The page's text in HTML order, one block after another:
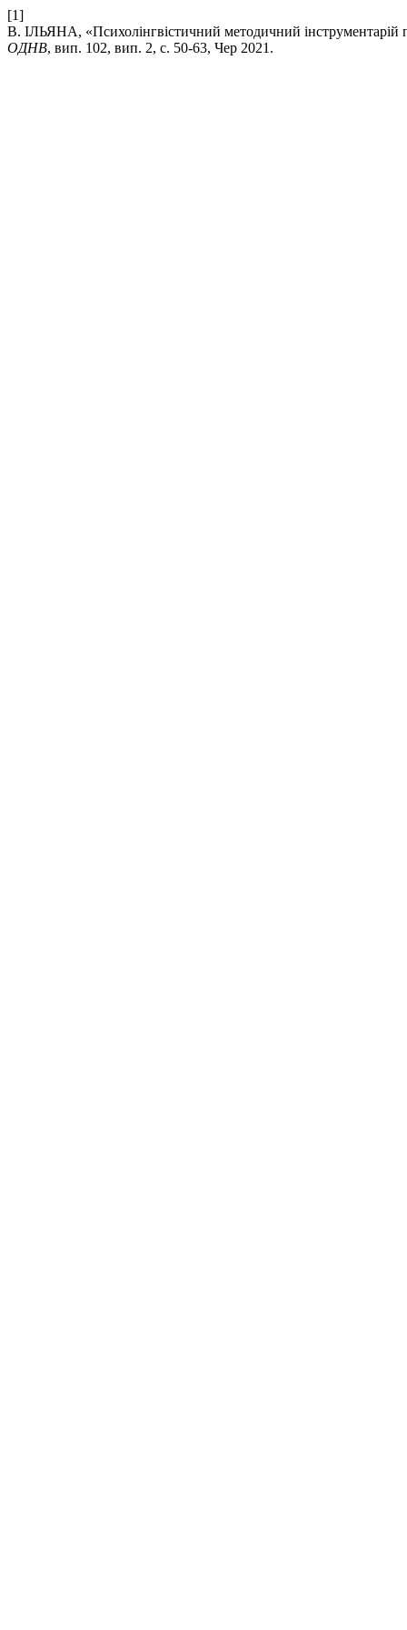
[1]
В. ІЛЬЯНА, «Психолінгвістичний методичний
ОДНВ, вип. 102, вип. 2, с. 50-63, Чер 2021.